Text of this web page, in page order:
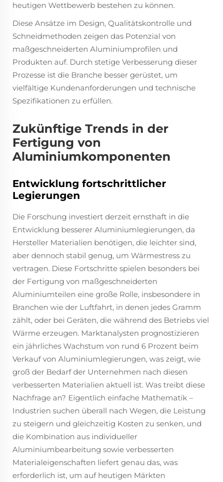
heutigen Wettbewerb bestehen zu können.
Diese Ansätze im Design, Qualitätskontrolle und
Schneidmethoden zeigen das Potenzial von
maßgeschneiderten Aluminiumprofilen und
Produkten auf. Durch stetige Verbesserung dieser
Prozesse ist die Branche besser gerüstet, um
vielfältige Kundenanforderungen und technische
Spezifikationen zu erfüllen.
Zukünftige Trends in der
Fertigung von
Aluminiumkomponenten
Entwicklung fortschrittlicher
Legierungen
Die Forschung investiert derzeit ernsthaft in die
Entwicklung besserer Aluminiumlegierungen, da
Hersteller Materialien benötigen, die leichter sind,
aber dennoch stabil genug, um Wärmestress zu
vertragen. Diese Fortschritte spielen besonders bei
der Fertigung von maßgeschneiderten
Aluminiumteilen eine große Rolle, insbesondere in
Branchen wie der Luftfahrt, in denen jedes Gramm
zählt, oder bei Geräten, die während des Betriebs viel
Wärme erzeugen. Marktanalysten prognostizieren
ein jährliches Wachstum von rund 6 Prozent beim
Verkauf von Aluminiumlegierungen, was zeigt, wie
groß der Bedarf der Unternehmen nach diesen
verbesserten Materialien aktuell ist. Was treibt diese
Nachfrage an? Eigentlich einfache Mathematik –
Industrien suchen überall nach Wegen, die Leistung
zu steigern und gleichzeitig Kosten zu senken, und
die Kombination aus individueller
Aluminiumbearbeitung sowie verbesserten
Materialeigenschaften liefert genau das, was
erforderlich ist, um auf heutigen Märkten